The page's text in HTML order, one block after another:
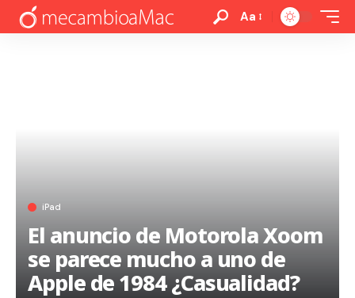
Aa
iPad
El anuncio de Motorola Xoom
se parece mucho a uno de
Apple de 1984 ¿Casualidad?